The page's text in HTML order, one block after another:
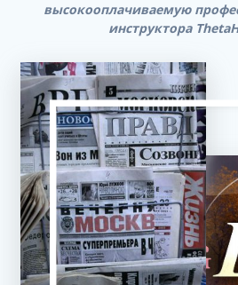
высокооплачиваемую
инструктора